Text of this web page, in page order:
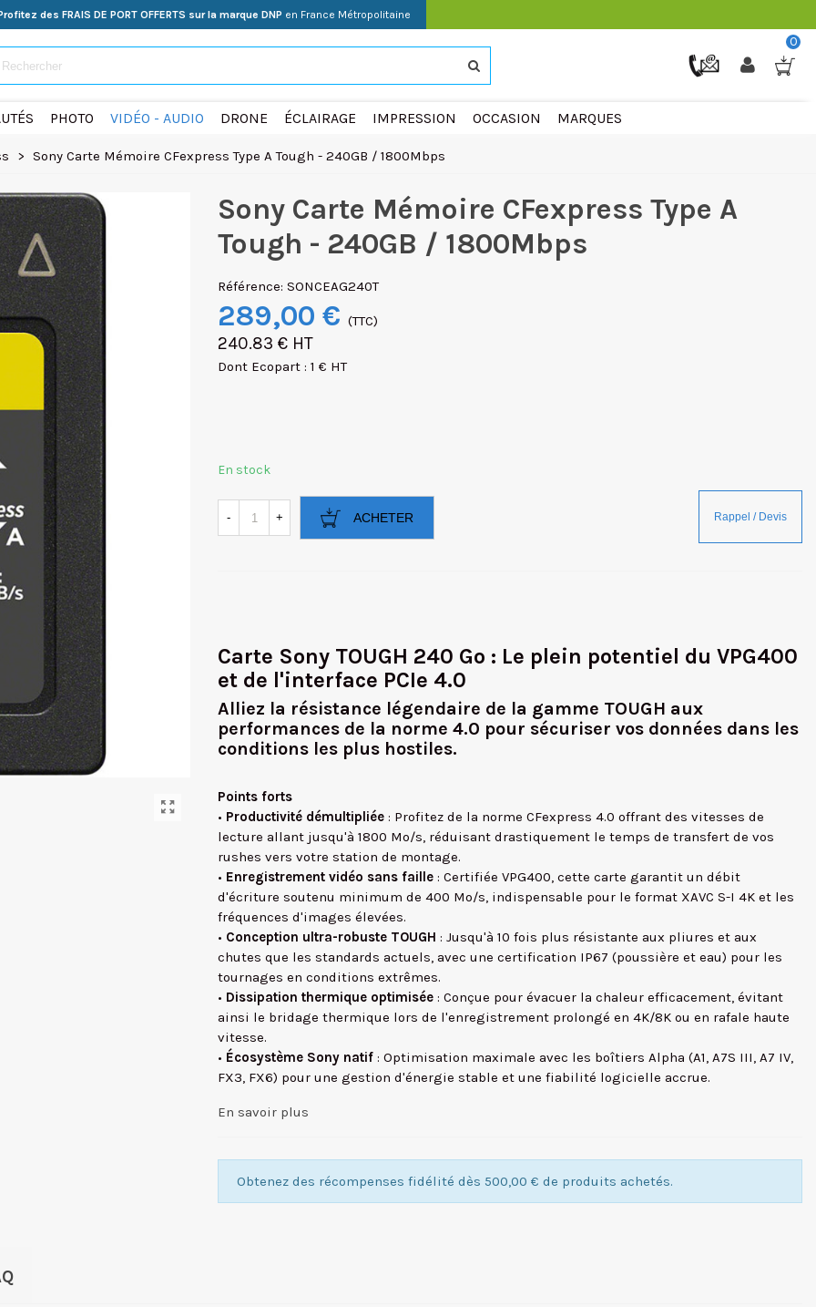
des FRAIS DE PORT OFFERTS sur la marque DNP en France Métropolitaine
0
PHOTO VIDÉO - AUDIO DRONE ÉCLAIRAGE IMPRESSION OCCASION MARQUES
> Sony Carte Mémoire CFexpress Type A Tough - 240GB / 1800Mbps
Sony Carte Mémoire CFexpress Type A
Tough - 240GB / 1800Mbps
Référence: SONCEAG240T
289,00 € (TTC)
240.83 € HT
Dont Ecopart : 1 € HT
En stock
- + ACHETER
Carte Sony TOUGH 240 Go : Le plein potentiel du VPG400
et de l'interface PCIe 4.0
Alliez la résistance légendaire de la gamme TOUGH aux
performances de la norme 4.0 pour sécuriser vos données dans les
conditions les plus hostiles.
Points forts
• Productivité démultipliée : Profitez de la norme CFexpress 4.0 offrant des vitesses de
lecture allant jusqu'à 1800 Mo/s, réduisant drastiquement le temps de transfert de vos
rushes vers votre station de montage.
• Enregistrement vidéo sans faille : Certifiée VPG400, cette carte garantit un débit
d'écriture soutenu minimum de 400 Mo/s, indispensable pour le format XAVC S-I 4K et les
fréquences d'images élevées.
• Conception ultra-robuste TOUGH : Jusqu'à 10 fois plus résistante aux pliures et aux
chutes que les standards actuels, avec une certification IP67 (poussière et eau) pour les
tournages en conditions extrêmes.
• Dissipation thermique optimisée : Conçue pour évacuer la chaleur efficacement, évitant
ainsi le bridage thermique lors de l'enregistrement prolongé en 4K/8K ou en rafale haute
vitesse.
• Écosystème Sony natif : Optimisation maximale avec les boîtiers Alpha (A1, A7S III, A7 IV,
FX3, FX6) pour une gestion d'énergie stable et une fiabilité logicielle accrue.
En savoir plus
Obtenez des récompenses fidélité dès 500,00 € de produits achetés.